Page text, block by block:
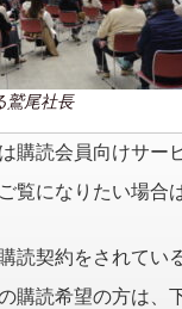
鷲尾社長
購読会員向けサー
覧になりたい場合
読契約をされてい
購読希望の方は、